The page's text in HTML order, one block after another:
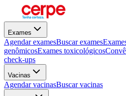
Exames
Agendar examesBuscar exames
genômicosExames toxicológicos
check-ups
Vacinas
Agendar vacinasBuscar vacinas